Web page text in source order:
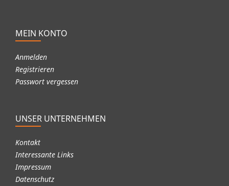
MEIN KONTO
Anmelden
Registrieren
Passwort vergessen
UNSER UNTERNEHMEN
Kontakt
Interessante Links
Impressum
Datenschutz